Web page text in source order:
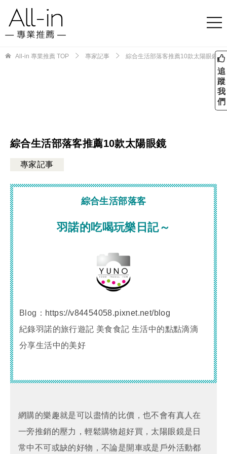
All-in 專業推薦 TOP 專家記事 綜合生活部落客推薦10款太陽眼鏡
綜合生活部落客推薦10款太陽眼鏡
專家記事
綜合生活部落客
羽諾的吃喝玩樂日記～
Blog： https://v84454058.pixnet.net/blog
紀錄羽諾的旅行遊記 美食食記 生活中的點點滴滴
分享生活中的美好
網購的樂趣就是可以盡情的比價，也不會有真人在
一旁推銷的壓力，輕鬆購物超好買，太陽眼鏡是日
常中不可或缺的好物，不論是開車或是戶外活動都
追
蹤
我
們